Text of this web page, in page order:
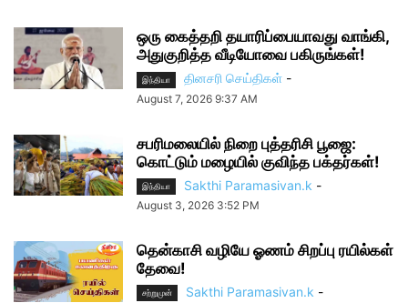
ஒரு கைத்தறி தயாரிப்பையாவது வாங்கி,
அதுகுறித்த வீடியோவை பகிருங்கள்!
இந்தியா தினசரி செய்திகள் -
August 7, 2026 9:37 AM
சபரிமலையில் நிறை புத்தரிசி பூஜை:
கொட்டும் மழையில் குவிந்த பக்தர்கள்!
இந்தியா Sakthi Paramasivan.k -
August 3, 2026 3:52 PM
தென்காசி வழியே ஓணம் சிறப்பு ரயில்கள்
தேவை!
சற்றுமுன் Sakthi Paramasivan.k -